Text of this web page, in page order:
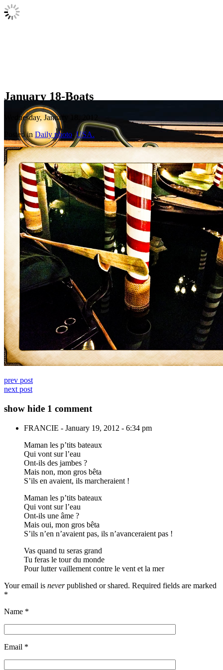
January 18-Boats
Wednesday, January 18, 2012
Posted inDaily photo ,USA.
prev post
next post
show hide 1 comment
FRANCIE - January 19, 2012 - 6:34 pm
Maman les p’tits bateaux
Qui vont sur l’eau
Ont-ils des jambes ?
Mais non, mon gros bêta
S’ils en avaient, ils marcheraient !
Maman les p’tits bateaux
Qui vont sur l’eau
Ont-ils une âme ?
Mais oui, mon gros bêta
S’ils n’en n’avaient pas, ils n’avanceraient pas !
Vas quand tu seras grand
Tu feras le tour du monde
Pour lutter vaillement contre le vent et la mer
Your email is neverpublished or shared. Required fields are marked
*
Name *
Email *